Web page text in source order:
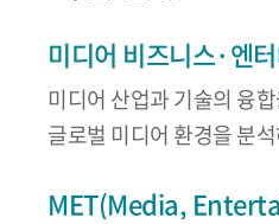
미디어 비즈니스·
미디어 산업과 기술의 융
글로벌 미디어 환경을 분
MET(Media,